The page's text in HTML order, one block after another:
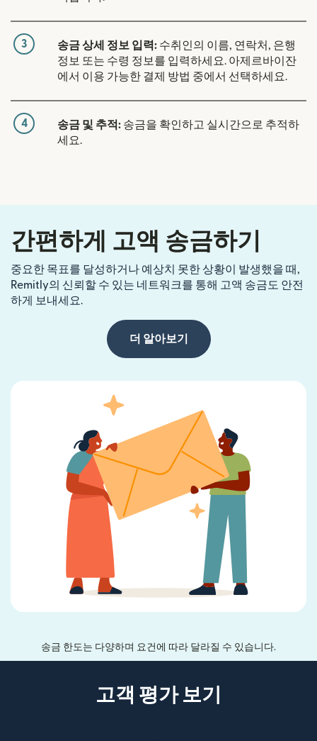
3 송금 상세 정보 입력: 수취인의 이름, 연락처, 은행
정보 또는 수령 정보를 입력하세요. 아제르바이잔
에서 이용 가능한 결제 방법 중에서 선택하세요.
4 송금 및 추적: 송금을 확인하고 실시간으로 추적하
세요.
간편하게 고액 송금하기
중요한 목표를 달성하거나 예상치 못한 상황이 발생했을 때,
Remitly의 신뢰할 수 있는 네트워크를 통해 고액 송금도 안전
하게 보내세요.
더 알아보기
송금 한도는 다양하며 요건에 따라 달라질 수 있습니다.
고객 평가 보기